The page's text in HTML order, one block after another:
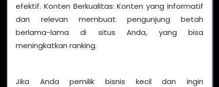
efektif. Konten Berkualitas: Konten yang informatif
dan relevan membuat pengunjung betah
berlama-lama di situs Anda, yang bisa
meningkatkan ranking.
Jika Anda pemilik bisnis kecil dan ingin